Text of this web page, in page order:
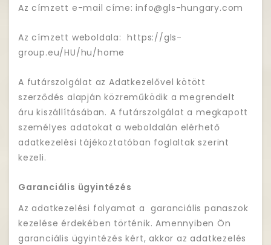
Az címzett e-mail címe: info@gls-hungary.com
Az címzett weboldala: https://gls-
group.eu/HU/hu/home
A futárszolgálat az Adatkezelővel kötött
szerződés alapján közreműködik a megrendelt
áru kiszállításában. A futárszolgálat a megkapott
személyes adatokat a weboldalán elérhető
adatkezelési tájékoztatóban foglaltak szerint
kezeli.
Garanciális ügyintézés
Az adatkezelési folyamat a garanciális panaszok
kezelése érdekében történik. Amennyiben Ön
garanciális ügyintézés kért, akkor az adatkezelés